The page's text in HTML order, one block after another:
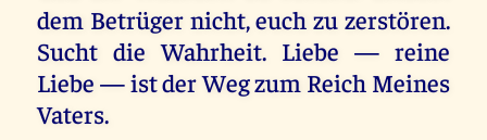
dem Betrüger nicht, euch zu zerstören.
Sucht die Wahrheit. Liebe — reine
Liebe — ist der Weg zum Reich Meines
Vaters.